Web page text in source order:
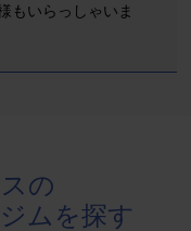
もいらっしゃいま
の
ムを探す